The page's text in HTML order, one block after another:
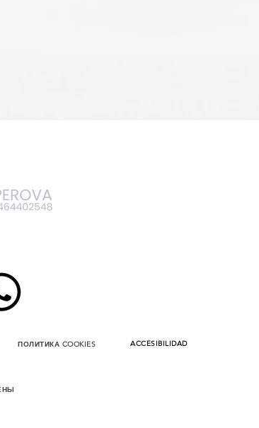
ПОЛИТИКА COOKIES ACCESIBILIDAD